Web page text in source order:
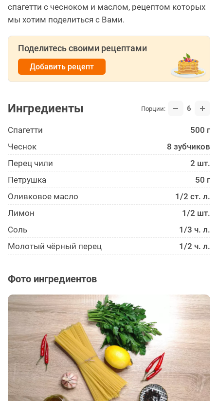
спагетти с чесноком и маслом, рецептом которых
мы хотим поделиться с Вами.
Поделитесь своими рецептами
Добавить рецепт
Ингредиенты Порции: 6
Спагетти
500 г
Чеснок
8 зубчиков
Перец чили
2 шт.
Петрушка
50 г
Оливковое масло
1/2 ст. л.
Лимон
1/2 шт.
Соль
1/3 ч. л.
Молотый чёрный перец
1/2 ч. л.
Фото ингредиентов